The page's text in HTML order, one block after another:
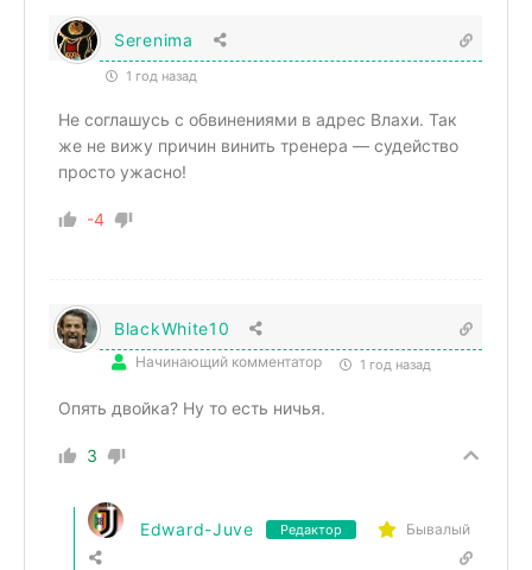
Serenima
1 год назад
Не соглашусь с обвинениями в адрес Влахи. Так
же не вижу причин винить тренера — судейство
просто ужасно!
-4
BlackWhite10
Начинающий комментатор 1 год назад
Опять двойка? Ну то есть ничья.
3
Edward-Juve Редактор Бывалый